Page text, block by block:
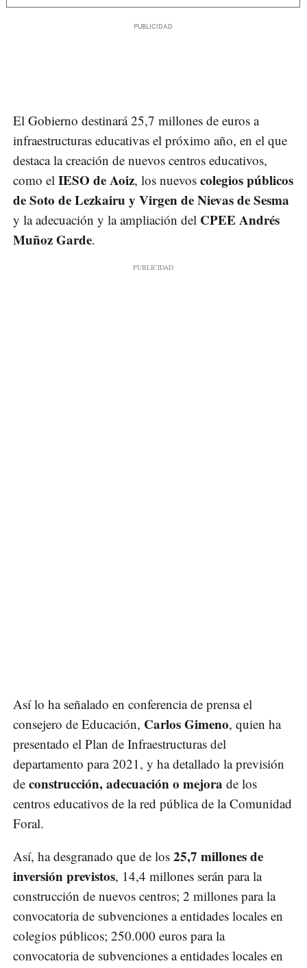
El Gobierno destinará 25,7 millones de euros a
infraestructuras educativas el próximo año, en el que
destaca la creación de nuevos centros educativos,
como el IESO de Aoiz, los nuevos colegios públicos
de Soto de Lezkairu y Virgen de Nievas de Sesma
y la adecuación y la ampliación del CPEE Andrés
Muñoz Garde.
Así lo ha señalado en conferencia de prensa el
consejero de Educación, Carlos Gimeno, quien ha
presentado el Plan de Infraestructuras del
departamento para 2021, y ha detallado la previsión
de construcción, adecuación o mejora de los
centros educativos de la red pública de la Comunidad
Foral.
Así, ha desgranado que de los 25,7 millones de
inversión previstos, 14,4 millones serán para la
construcción de nuevos centros; 2 millones para la
convocatoria de subvenciones a entidades locales en
colegios públicos; 250.000 euros para la
convocatoria de subvenciones a entidades locales en